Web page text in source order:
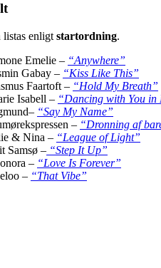
listas enligt startordning.
Emelie – “Anywhere”
Gabay – “Kiss Like This”
Faartoft – “Hold My Breath”
Isabell – “Dancing with You in
“Say My Name”
– “Dronning af
& Nina – “League of Light”
Samsø – “Step It Up”
– “Love Is Forever”
– “That Vibe”